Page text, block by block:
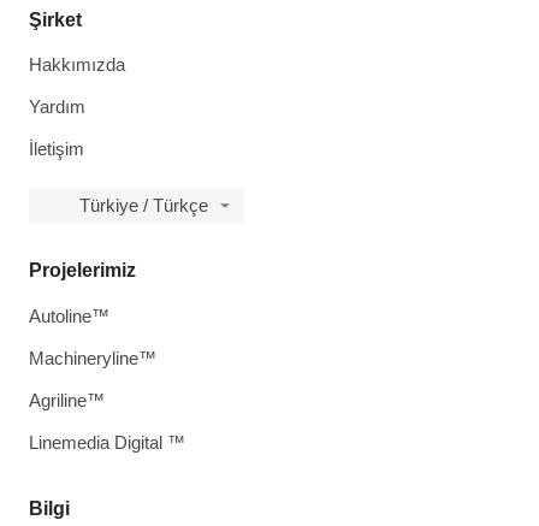
Şirket
Hakkımızda
Yardım
İletişim
Türkiye / Türkçe
Bilgi
Projelerimiz
Autoline™
Machineryline™
Agriline™
Linemedia Digital ™